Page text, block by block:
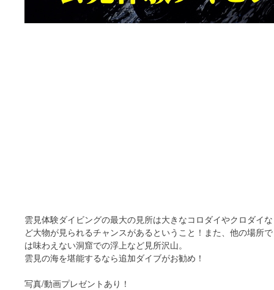
雲見体験ダイビングの最大の見所は大きなコロダイやクロダイな
ど大物が見られるチャンスがあるということ！また、他の場所で
は味わえない洞窟での浮上など見所沢山。
雲見の海を堪能するなら追加ダイブがお勧め！
写真/動画プレゼントあり！